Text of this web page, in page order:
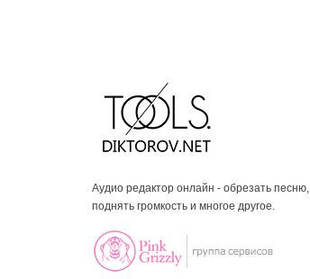
Аудио редактор онлайн - обрезать песню,
поднять громкость и многое другое.